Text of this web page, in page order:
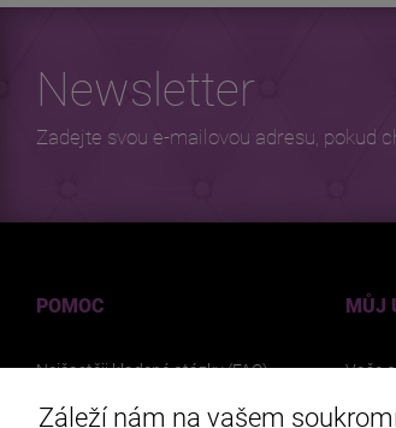
Newsletter
Zadejte svou e-mailovou adresu, pokud
POMOC
Nejčastěji kladené otázky (FAQ)
MŮJ
Vaše
Záleží nám na vašem